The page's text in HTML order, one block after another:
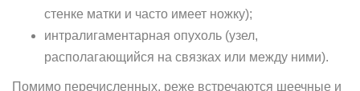
стенке матки и часто имеет ножку);
интралигаментарная опухоль (узел,
располагающийся на связках или между ними).
Помимо перечисленных, реже встречаются шеечные и